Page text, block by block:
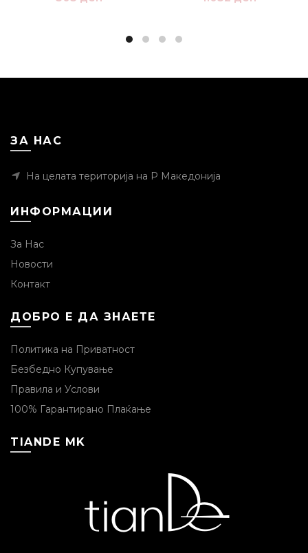
ЗА НАС
На целата територија на Р Македонија
ИНФОРМАЦИИ
За Нас
Новости
Контакт
ДОБРО Е ДА ЗНАЕТЕ
Политика на Приватност
Безбедно Купување
Правила и Услови
100% Гарантирано Плаќање
TIANDE MK